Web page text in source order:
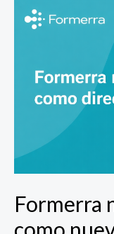
Formerra
nombra
como
consejero